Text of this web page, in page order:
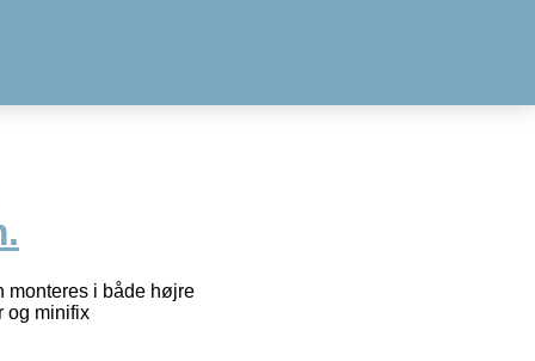
monteres i både højre
og minifix